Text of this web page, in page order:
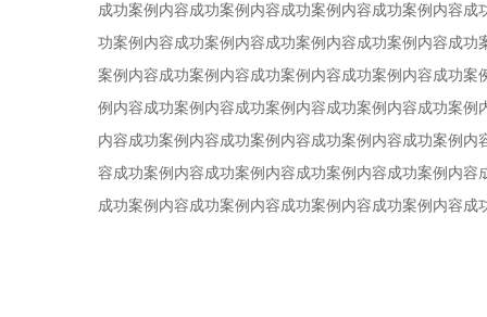
成功案例内容成功案例内容成功案例内容成功案例内容
功案例内容成功案例内容成功案例内容成功案例内容成
案例内容成功案例内容成功案例内容成功案例内容成功
例内容成功案例内容成功案例内容成功案例内容成功案
内容成功案例内容成功案例内容成功案例内容成功案例
容成功案例内容成功案例内容成功案例内容成功案例内
成功案例内容成功案例内容成功案例内容成功案例内容